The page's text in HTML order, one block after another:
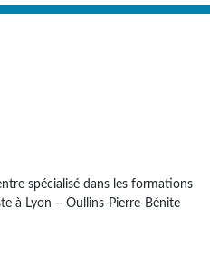
spécialisé dans les formations
à Lyon – Oullins-Pierre-Bénite